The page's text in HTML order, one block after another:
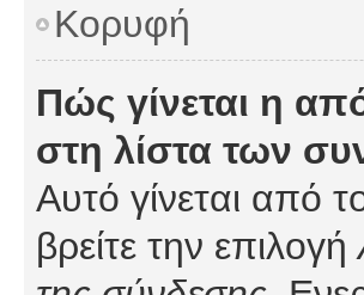
Κορυφή
Πώς γίνεται η
στη λίστα των
Αυτό γίνεται από
βρείτε την επιλογή